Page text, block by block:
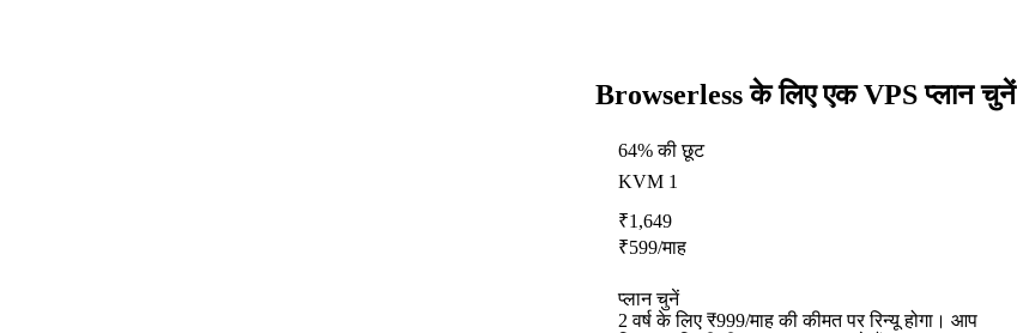
Browserless के लिए एक VPS प्लान चुनें
64% की छूट
KVM 1
₹1,649
₹599/माह
प्लान चुनें
2 वर्ष के लिए ₹999/माह की कीमत पर रिन्यू होगा। आप